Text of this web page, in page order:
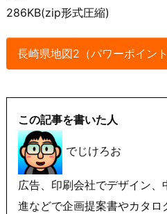
286KB(zip形式圧縮)
長崎県地図2（パワーポイン
この記事を書いた人
でじけろお
広告、印刷会社でデザイン
進などで企画提案書やカタロ